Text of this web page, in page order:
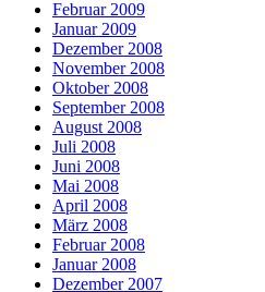
Februar 2009
Januar 2009
Dezember 2008
November 2008
Oktober 2008
September 2008
August 2008
Juli 2008
Juni 2008
Mai 2008
April 2008
März 2008
Februar 2008
Januar 2008
Dezember 2007